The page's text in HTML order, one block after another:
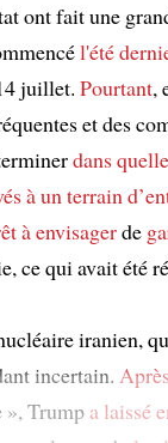
ont fait une
l'été
juillet. Pourtant,
et des
dans
à un terrain
àenvisagerde
ce qui avait été
iranien,
incertain.
», Trump a laissé